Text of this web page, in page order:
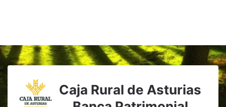
Adjuntar imagen Comentar
Caja Rural de Asturias